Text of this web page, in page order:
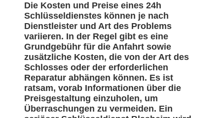
Die Kosten und Preise eines 24h
Schlüsseldienstes können je nach
Dienstleister und Art des Problems
variieren. In der Regel gibt es eine
Grundgebühr für die Anfahrt sowie
zusätzliche Kosten, die von der Art des
Schlosses oder der erforderlichen
Reparatur abhängen können. Es ist
ratsam, vorab Informationen über die
Preisgestaltung einzuholen, um
Überraschungen zu vermeiden. Ein